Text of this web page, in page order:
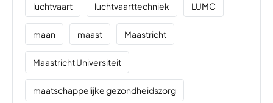
luchtvaart luchtvaarttechniek LUMC
maan maast Maastricht
Maastricht Universiteit
maatschappelijke gezondheidszorg